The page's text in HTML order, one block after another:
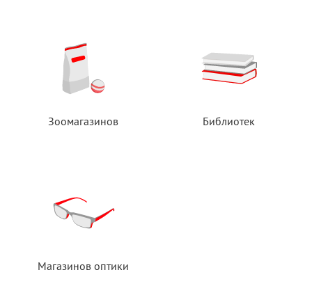
Зоомагазинов Библиотек
Магазинов оптики